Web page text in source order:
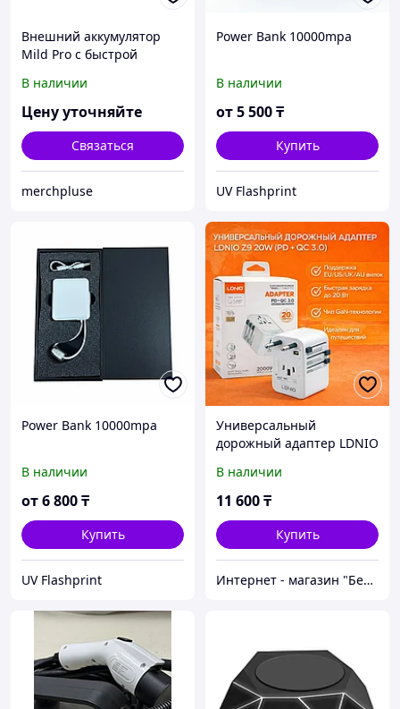
Внешний аккумулятор
Mild Pro c быстрой
mAh, серый (Р)
В наличии
Цену уточняйте
Связаться
merchpluse
Power Bank 10000mpa
В наличии
от5 500₸
Купить
UV Flashprint
Power Bank 10000mpa
В наличии
от6 800₸
Купить
UV Flashprint
Универсальный
дорожный адаптер LDNIO
зарядкой
В наличии
11 600₸
Купить
Интернет - магазин "Безопасный Дом"